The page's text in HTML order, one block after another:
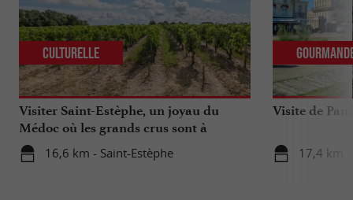
Visiter Saint-Estèphe, un joyau du
Médoc où les grands crus sont à
l’honneur
16,6 km - Saint-Estèphe
Culturelle
Visite de
17,4 km